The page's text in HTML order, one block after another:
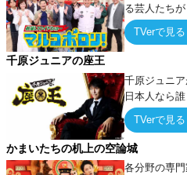
る芸人たち
出でて、新
TVerで見る
千原ジュニアの座王
千原ジュニア
日本人なら
ーム』をベ
ケ・歌…など
タを競い合う
TVerで見る
かまいたちの机上の空論城
各分野の専門